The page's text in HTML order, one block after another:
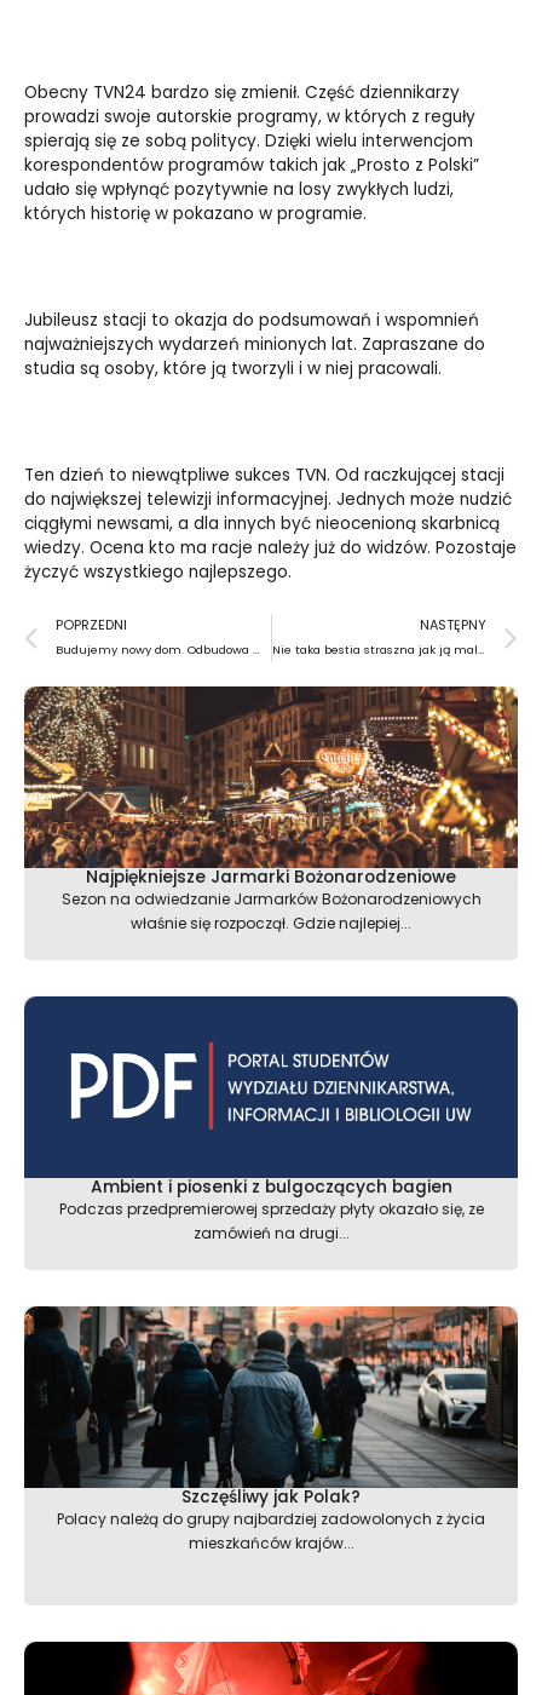
Obecny TVN24 bardzo się zmienił. Część dziennikarzy
prowadzi swoje autorskie programy, w których z reguły
spierają się ze sobą politycy. Dzięki wielu interwencjom
korespondentów programów takich jak „Prosto z Polski”
udało się wpłynąć pozytywnie na losy zwykłych ludzi,
których historię w pokazano w programie.
Jubileusz stacji to okazja do podsumowań i wspomnień
najważniejszych wydarzeń minionych lat. Zapraszane do
studia są osoby, które ją tworzyli i w niej pracowali.
Ten dzień to niewątpliwe sukces TVN. Od raczkującej stacji
do największej telewizji informacyjnej. Jednych może nudzić
ciągłymi newsami, a dla innych być nieocenioną skarbnicą
wiedzy. Ocena kto ma racje należy już do widzów. Pozostaje
życzyć wszystkiego najlepszego.
Prev
POPRZEDNI
Budujemy nowy dom. Odbudowa Warszawy w latach 1945 – 1952
NASTĘPNY
Nie taka bestia straszna jak ją malują
Najpiękniejsze Jarmarki Bożonarodzeniowe
Sezon na odwiedzanie Jarmarków Bożonarodzeniowych
właśnie się rozpoczął. Gdzie najlepiej...
Ambient i piosenki z bulgoczących bagien
Podczas przedpremierowej sprzedaży płyty okazało się, ze
zamówień na drugi...
Szczęśliwy jak Polak?
Polacy należą do grupy najbardziej zadowolonych z życia
mieszkańców krajów...